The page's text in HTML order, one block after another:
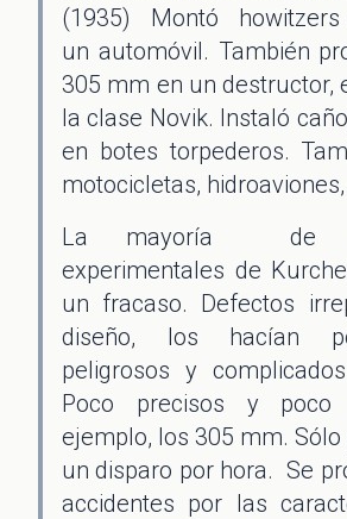
(1935) Montó howitzers
un automóvil. También
305 mm en un destructor,
la clase Novik. Instaló
en botes torpederos.
motocicletas,
La mayoría de
experimentales de
un fracaso. Defectos
diseño, los hacían
peligrosos y
Poco precisos y poco
ejemplo, los 305 mm.
un disparo por hora. Se
accidentes por las